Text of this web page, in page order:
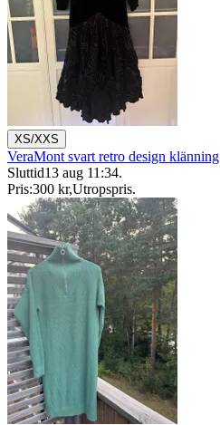
XS/XXS
VeraMont svart retro design klänning
Sluttid13 aug 11:34.
Pris:300 kr,Utropspris.